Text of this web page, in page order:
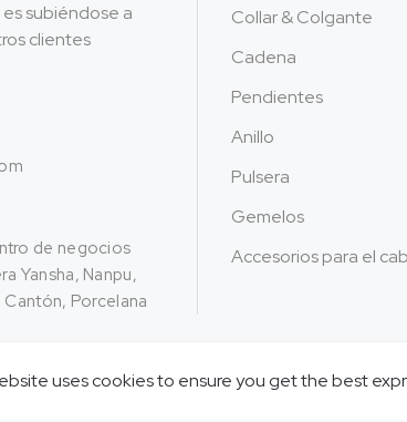
subiéndose a
clientes
de negocios
Yansha, Nanpu,
Porcelana
Collar & Colgante
Cadena
Pendientes
Anillo
Pulsera
Gemelos
Accesorios para el
Copyright ©
uses cookies to ensure you get the best